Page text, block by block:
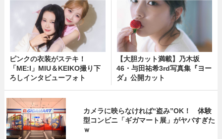
ピンクの衣装がステキ！
「ME:I」MIU＆KEIKO撮り下
ろしインタビューフォト
【大胆カット満載】乃木坂
46・与田祐希3rd写真集『ヨー
ダ』公開カット
カメラに映らなければ“盗み”OK！ 体験
型コンビニ「ギガマート展」がヤバすぎた
ｗ